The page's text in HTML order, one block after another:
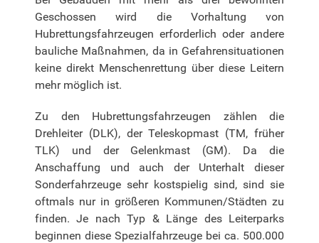
Geschossen wird die Vorhaltung von
Hubrettungsfahrzeugen erforderlich oder andere
bauliche Maßnahmen, da in Gefahrensituationen
keine direkt Menschenrettung über diese Leitern
mehr möglich ist.
Zu den Hubrettungsfahrzeugen zählen die
Drehleiter (DLK), der Teleskopmast (TM, früher
TLK) und der Gelenkmast (GM). Da die
Anschaffung und auch der Unterhalt dieser
Sonderfahrzeuge sehr kostspielig sind, sind sie
oftmals nur in größeren Kommunen/Städten zu
finden. Je nach Typ & Länge des Leiterparks
beginnen diese Spezialfahrzeuge bei ca. 500.000